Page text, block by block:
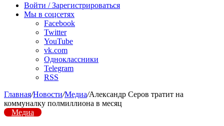
радио
Войти / Зарегистрироваться
Мы в соцсетях
Facebook
Twitter
YouTube
vk.com
Одноклассники
Telegram
RSS
Главная/Новости/Медиа/Александр Серов тратит на
коммуналку полмиллиона в месяц
Медиа